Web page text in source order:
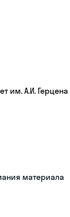
им. А.И. Герцена
материала